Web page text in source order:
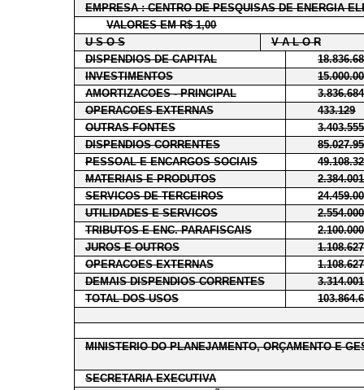
EMPRESA : CENTRO DE PESQUISAS DE ENERGIA
VALORES EM R$ 1,00
U S O S
V A L O R
DISPENDIOS DE CAPITAL
INVESTIMENTOS
AMORTIZACOES - PRINCIPAL
3.836.684
OPERACOES EXTERNAS
433.129
OUTRAS FONTES
3.403.555
DISPENDIOS CORRENTES
PESSOAL E ENCARGOS SOCIAIS
MATERIAIS E PRODUTOS
2.384.001
SERVICOS DE TERCEIROS
UTILIDADES E SERVICOS
2.554.000
TRIBUTOS E ENC. PARAFISCAIS
2.100.000
JUROS E OUTROS
1.108.627
OPERACOES EXTERNAS
1.108.627
DEMAIS DISPENDIOS CORRENTES
3.314.001
TOTAL DOS USOS
MINISTERIO DO PLANEJAMENTO, ORÇAMENTO E
SECRETARIA EXECUTIVA